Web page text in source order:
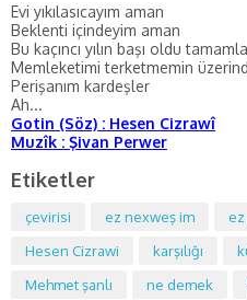
Evi yıkılasıcayım aman
Beklenti içindeyim aman
Bu kaçıncı yılın başı oldu
Memleketimi terketmemin
Perişanım kardeşler
Ah...
Gotin (Söz) : Hesen Cizrawî
Muzîk : Şivan Perwer
Etiketler
çevirisi ez nexweş im
Hesen Cizrawi
karşılığı
Mehmet şanlı
ne demek